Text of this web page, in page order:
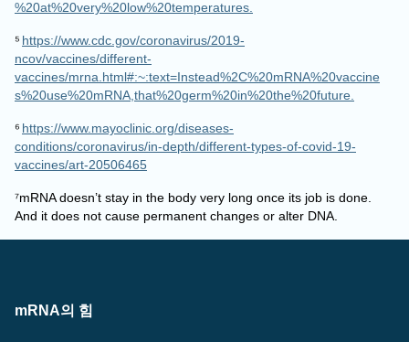
⁵https://www.cdc.gov/coronavirus/2019-
vaccines/mrna.html#:~:text=Instead%2C%20mRNA%20vaccine
s%20use%20mRNA,that%20germ%20in%20the%20future.
⁶https://www.mayoclinic.org/diseases-
vaccines/art-20506465
⁷mRNA doesn’t stay in the body very long once its job is done.
mRNA의 힘